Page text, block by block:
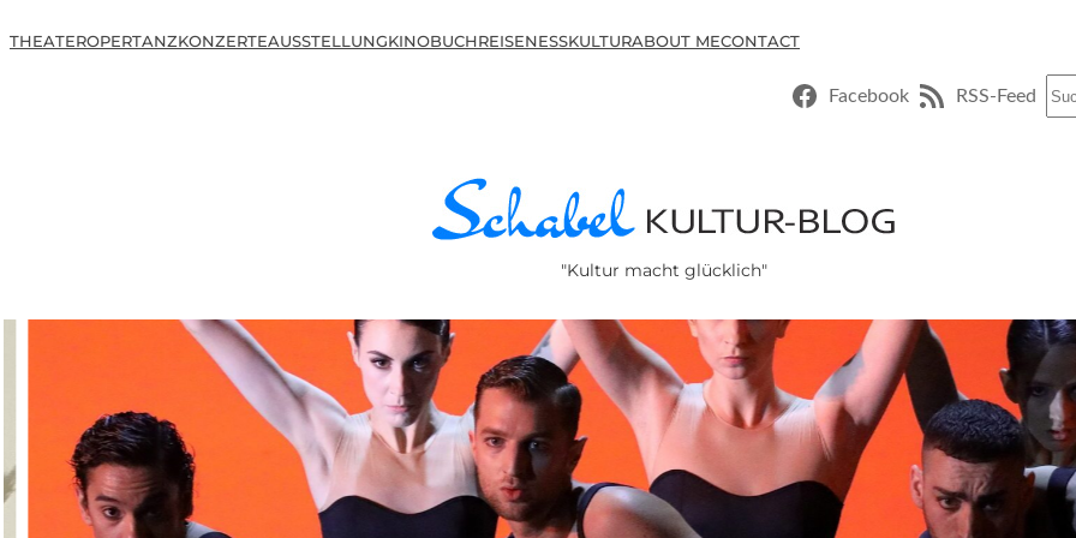
THEATEROPERTANZKONZERTEAUSSTELLUNGKINOBUCHREISENESSKULTURABOUT MECONTACT
Facebook RSS-Feed
"Kultur macht glücklich"